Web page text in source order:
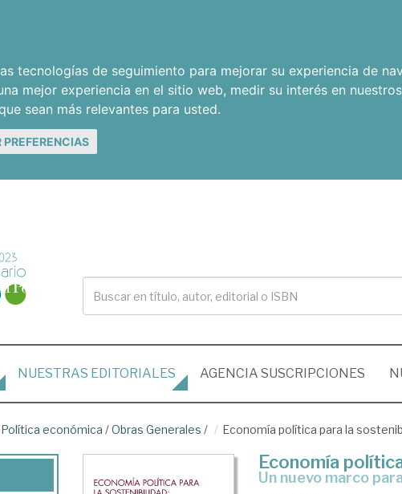
tecnologías de seguimiento para mejorar su experiencia de
mejor experiencia en el sitio web, medir su interés en
sean más relevantes para usted.
NUESTRAS EDITORIALES AGENCIA SUSCRIPCIONES
Política económica /Obras Generales / Economía política para la
Economía
Un nuevo marco